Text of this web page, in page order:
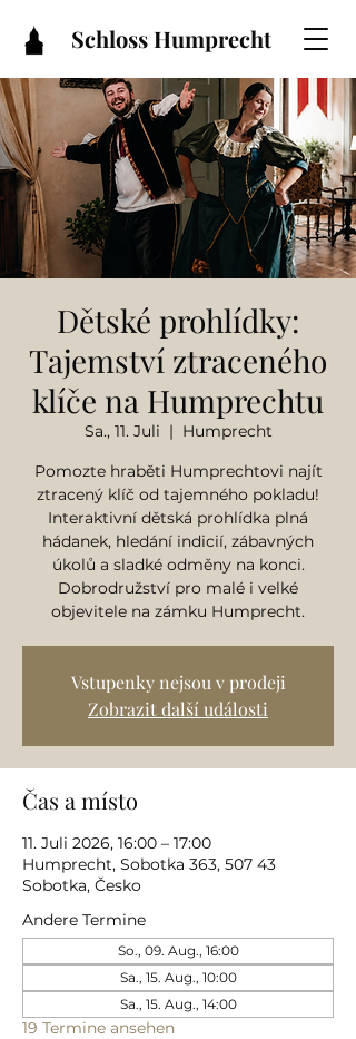
Schloss Humprecht
Dětské prohlídky:
Tajemství ztraceného
klíče na Humprechtu
Sa., 11. Juli
  |
Humprecht
Pomozte hraběti Humprechtovi najít
ztracený klíč od tajemného pokladu!
Interaktivní dětská prohlídka plná
hádanek, hledání indicií, zábavných
úkolů a sladké odměny na konci.
Dobrodružství pro malé i velké
objevitele na zámku Humprecht.
Vstupenky nejsou v prodeji
Zobrazit další události
Čas a místo
11. Juli 2026, 16:00 – 17:00
Humprecht, Sobotka 363, 507 43
Sobotka, Česko
Andere Termine
So., 09. Aug., 16:00
Sa., 15. Aug., 10:00
Sa., 15. Aug., 14:00
19 Termine ansehen